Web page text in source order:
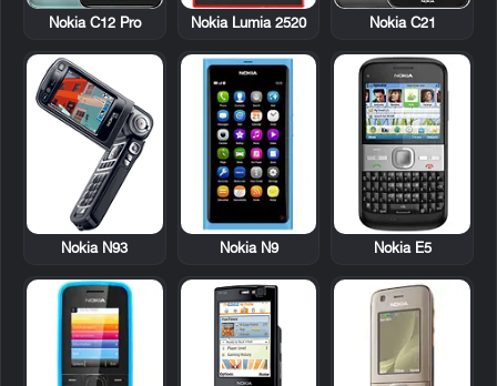
Nokia C21
Nokia Lumia 2520
Nokia C12 Pro
Nokia E5
Nokia N9
Nokia N93